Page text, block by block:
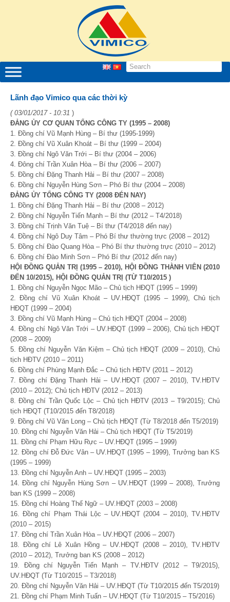
Lãnh đạo Vimico qua các thời kỳ
( 03/01/2017 - 10:31 )
ĐẢNG ỦY CƠ QUAN TỔNG CÔNG TY (1995 – 2008)
1. Đồng chí Vũ Mạnh Hùng – Bí thư (1995-1999)
2. Đồng chí Vũ Xuân Khoát – Bí thư (1999 – 2004)
3. Đồng chí Ngô Văn Trới – Bí thư (2004 – 2006)
4. Đông chí Trần Xuân Hòa – Bí thư (2006 – 2007)
5. Đồng chí Đặng Thanh Hải – Bí thư (2007 – 2008)
6. Đồng chí Nguyễn Hùng Sơn – Phó Bí thư (2004 – 2008)
ĐẢNG ỦY TỔNG CÔNG TY (2008 ĐÉN NAY)
1. Đồng chí Đặng Thanh Hải – Bí thư (2008 – 2012)
2. Đồng chí Nguyễn Tiến Mạnh – Bí thư (2012 – T4/2018)
3. Đồng chí Trịnh Văn Tuệ – Bí thư (T4/2018 đến nay)
4. Đồng chí Ngô Duy Tâm – Phó Bí thư thường trực (2008 – 2012)
5. Đồng chí Đào Quang Hòa – Phó Bí thư thường trực (2010 – 2012)
6. Đồng chí Đào Minh Sơn – Phó Bí thư (2012 đến nay)
HỘI ĐỒNG QUẢN TRỊ (1995 – 2010), HỘI ĐỒNG THÀNH VIÊN (2010
ĐẾN 10/2015), HỘI ĐỒNG QUẢN TRỊ (TỪ T10/2015 )
1. Đồng chí Nguyễn Ngọc Mão – Chủ tịch HĐQT (1995 – 1999)
2. Đồng chí Vũ Xuân Khoát – UV.HĐQT (1995 – 1999), Chủ tịch
HĐQT (1999 – 2004)
3. Đồng chí Vũ Mạnh Hùng – Chủ tịch HĐQT (2004 – 2008)
4. Đồng chí Ngô Văn Trới – UV.HĐQT (1999 – 2006), Chủ tịch HĐQT
(2008 – 2009)
5. Đồng chí Nguyễn Văn Kiệm – Chủ tịch HĐQT (2009 – 2010), Chủ
tịch HĐTV (2010 – 2011)
6. Đồng chí Phùng Mạnh Đắc – Chủ tịch HĐTV (2011 – 2012)
7. Đồng chí Đặng Thanh Hải – UV.HĐQT (2007 – 2010), TV.HĐTV
(2010 – 2012); Chủ tịch HĐTV (2012 – 2013)
8. Đồng chí Trần Quốc Lộc – Chủ tịch HĐTV (2013 – T9/2015); Chủ
tịch HĐQT (T10/2015 đến T8/2018)
9. Đồng chí Vũ Văn Long – Chủ tịch HĐQT (Từ T8/2018 đến T5/2019)
10. Đồng chí Nguyễn Văn Hải – Chủ tịch HĐQT (Từ T5/2019)
11. Đồng chí Phạm Hữu Rực – UV.HĐQT (1995 – 1999)
12. Đồng chí Đỗ Đức Vân – UV.HĐQT (1995 – 1999), Trưởng ban KS
(1995 – 1999)
13. Đồng chí Nguyễn Anh – UV.HĐQT (1995 – 2003)
14. Đồng chí Nguyễn Hùng Sơn – UV.HĐQT (1999 – 2008), Trưởng
ban KS (1999 – 2008)
15. Đồng chí Hoàng Thế Ngữ – UV.HĐQT (2003 – 2008)
16. Đồng chí Phạm Thái Lộc – UV.HĐQT (2004 – 2010), TV.HĐTV
(2010 – 2015)
17. Đồng chí Trần Xuân Hòa – UV.HĐQT (2006 – 2007)
18. Đồng chí Lê Xuân Hồng – UV.HĐQT (2008 – 2010), TV.HĐTV
(2010 – 2012), Trưởng ban KS (2008 – 2012)
19. Đồng chí Nguyễn Tiến Mạnh – TV.HĐTV (2012 – T9/2015),
UV.HĐQT (Từ T10/2015 – T3/2018)
20. Đồng chí Nguyễn Văn Hải – UV.HĐQT (Từ T10/2015 đến T5/2019)
21. Đồng chí Phạm Minh Tuấn – UV.HĐQT (Từ T10/2015 – T5/2016)